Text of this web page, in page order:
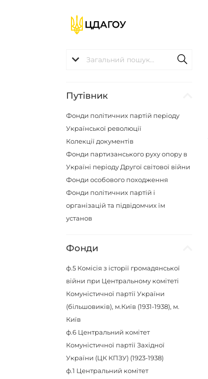
Путівник
Фонди політичних партій періоду
Української революції
Колекції документів
Фонди партизанського руху опору в
Україні періоду Другої світової війни
Фонди особового походження
Фонди політичних партій і
організацій та підвідомчих їм
установ
Фонди
ф.5 Комісія з історії громадянської
війни при Центральному комітеті
Комуністичної партії України
(більшовиків), м.Київ (1931-1938), м.
Київ
ф.6 Центральний комітет
Комуністичної партії Західної
України (ЦК КПЗУ) (1923-1938)
ф.1 Центральний комітет